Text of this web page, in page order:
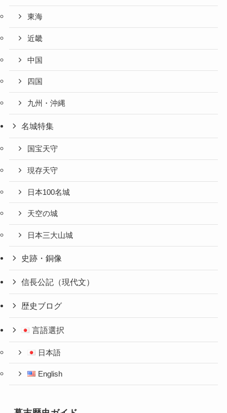
東海
近畿
中国
四国
九州・沖縄
名城特集
国宝天守
現存天守
日本100名城
天空の城
日本三大山城
史跡・銅像
信長公記（現代文）
歴史ブログ
言語選択
日本語
English